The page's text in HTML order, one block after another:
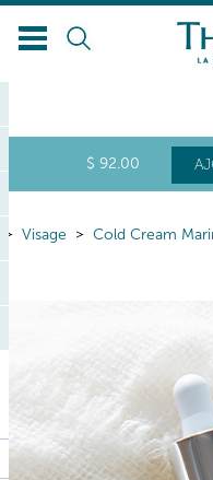
$ 92.00
Visage Cold Cream